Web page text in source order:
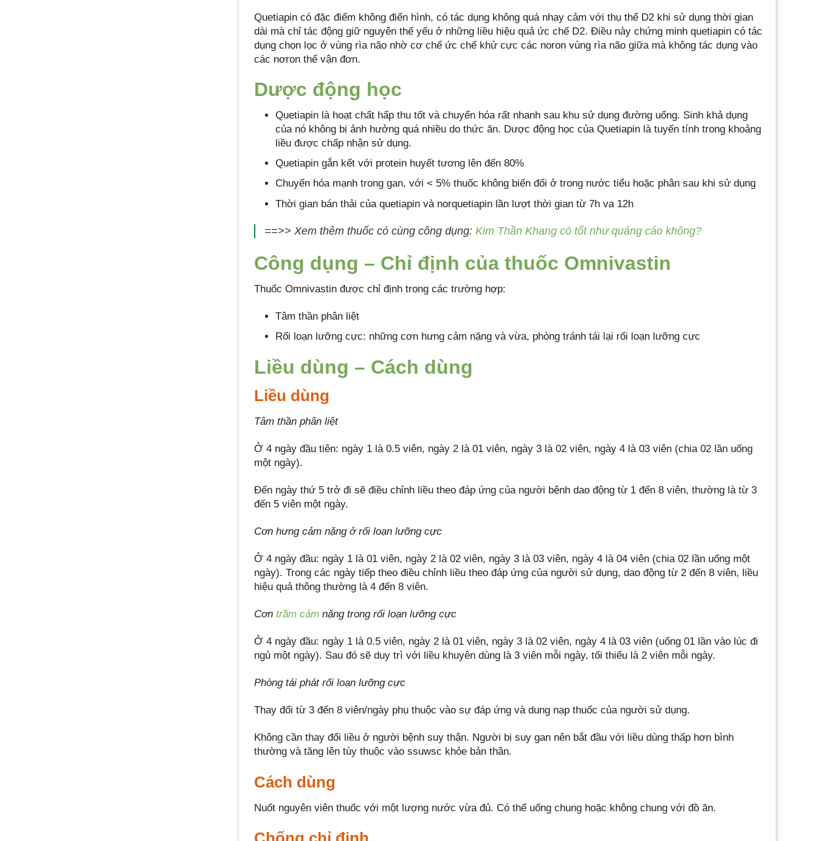
Quetiapin có đặc điểm không điển hình, có tác dụng không quá nhạy cảm với thụ thể D2 khi sử dụng thời gian
dài mà chỉ tác động giữ nguyên thế yếu ở những liều hiệu quả ức chế D2. Điều này chứng minh quetiapin có tác
dụng chọn lọc ở vùng rìa não nhờ cơ chế ức chế khử cực các noron vùng rìa não giữa mà không tác dụng vào
các nơron thể vận đơn.
Dược động học
Quetiapin là hoạt chất hấp thu tốt và chuyển hóa rất nhanh sau khu sử dụng đường uống. Sinh khả dụng
của nó không bị ảnh hưởng quá nhiều do thức ăn. Dược động học của Quetiapin là tuyến tính trong khoảng
liều được chấp nhận sử dụng.
Quetiapin gắn kết với protein huyết tương lên đến 80%
Chuyển hóa mạnh trong gan, với < 5% thuốc không biến đổi ở trong nước tiểu hoặc phân sau khi sử dụng
Thời gian bán thải của quetiapin và norquetiapin lần lượt thời gian từ 7h va 12h
==>> Xem thêm thuốc có cùng công dụng: Kim Thần Khang có tốt như quảng cáo không?
Công dụng – Chỉ định của thuốc Omnivastin
Thuốc Omnivastin được chỉ định trong các trường hợp:
Tâm thần phân liệt
Rối loạn lưỡng cực: những cơn hưng cảm nặng và vừa, phòng tránh tái lại rối loạn lưỡng cực
Liều dùng – Cách dùng
Liều dùng
Tâm thần phân liệt
Ở 4 ngày đầu tiên: ngày 1 là 0.5 viên, ngày 2 là 01 viên, ngày 3 là 02 viên, ngày 4 là 03 viên (chia 02 lần uống
một ngày).
Đến ngày thứ 5 trở đi sẽ điều chỉnh liều theo đáp ứng của người bệnh dao động từ 1 đến 8 viên, thường là từ 3
đến 5 viên một ngày.
Cơn hưng cảm nặng ở rối loạn lưỡng cực
Ở 4 ngày đầu: ngày 1 là 01 viên, ngày 2 là 02 viên, ngày 3 là 03 viên, ngày 4 là 04 viên (chia 02 lần uống một
ngày). Trong các ngày tiếp theo điều chỉnh liều theo đáp ứng của người sử dụng, dao động từ 2 đến 8 viên, liều
hiệu quả thông thường là 4 đến 8 viên.
Cơn trầm cảm nặng trong rối loạn lưỡng cực
Ở 4 ngày đầu: ngày 1 là 0.5 viên, ngày 2 là 01 viên, ngày 3 là 02 viên, ngày 4 là 03 viên (uống 01 lần vào lúc đi
ngủ một ngày). Sau đó sẽ duy trì với liều khuyên dùng là 3 viên mỗi ngày, tối thiểu là 2 viên mỗi ngày.
Phòng tái phát rối loạn lưỡng cực
Thay đổi từ 3 đến 8 viên/ngày phụ thuộc vào sự đáp ứng và dung nạp thuốc của người sử dụng.
Không cần thay đổi liều ở người bệnh suy thận. Người bị suy gan nên bắt đầu với liều dùng thấp hơn bình
thường và tăng lên tùy thuộc vào ssuwsc khỏe bản thân.
Cách dùng
Nuốt nguyên viên thuốc với một lượng nước vừa đủ. Có thể uống chung hoặc không chung với đồ ăn.